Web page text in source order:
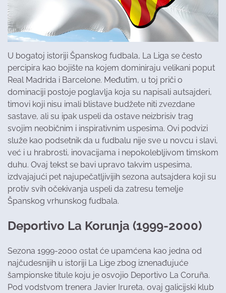
U bogatoj istoriji Španskog fudbala, La Liga se često
percipira kao bojište na kojem dominiraju velikani poput
Real Madrida i Barcelone. Međutim, u toj priči o
dominaciji postoje poglavlja koja su napisali autsajderi,
timovi koji nisu imali blistave budžete niti zvezdane
sastave, ali su ipak uspeli da ostave neizbrisiv trag
svojim neobičnim i inspirativnim uspesima. Ovi podvizi
služe kao podsetnik da u fudbalu nije sve u novcu i slavi,
već i u hrabrosti, inovacijama i nepokolebljivom timskom
duhu. Ovaj tekst se bavi upravo takvim uspesima,
izdvajajući pet najupečatljivijih sezona autsajdera koji su
protiv svih očekivanja uspeli da zatresu temelje
Španskog vrhunskog fudbala.
Deportivo La Korunja (1999-2000)
Sezona 1999-2000 ostat će upamćena kao jedna od
najčudesnijih u istoriji La Lige zbog iznenađujuće
šampionske titule koju je osvojio Deportivo La Coruña.
Pod vodstvom trenera Javier Irureta, ovaj galicijski klub